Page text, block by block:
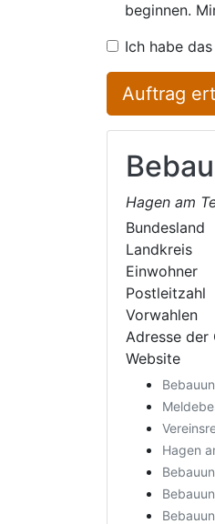
beginnen.
Ich habe
Auftrag
Hagen am
Bundesland
Landkreis
Einwohner
Postleitzahl
Vorwahlen
Adresse der
Website
Hagen